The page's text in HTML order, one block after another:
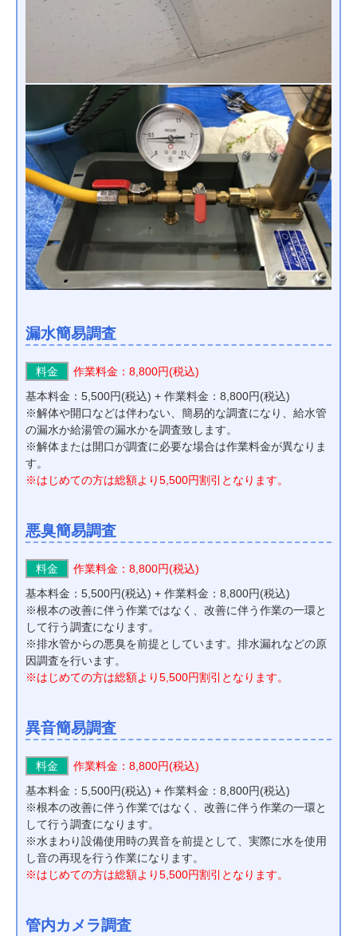
漏水簡易調査
料金
作業料金：8,800円(税込)
基本料金：5,500円(税込) + 作業料金：8,800円(税込)
※解体や開口などは伴わない、簡易的な調査になり、給水管
の漏水か給湯管の漏水かを調査致します。
※解体または開口が調査に必要な場合は作業料金が異なりま
す。
※はじめての方は総額より5,500円割引となります。
悪臭簡易調査
料金
作業料金：8,800円(税込)
基本料金：5,500円(税込) + 作業料金：8,800円(税込)
※根本の改善に伴う作業ではなく、改善に伴う作業の一環と
して行う調査になります。
※排水管からの悪臭を前提としています。排水漏れなどの原
因調査を行います。
※はじめての方は総額より5,500円割引となります。
異音簡易調査
料金
作業料金：8,800円(税込)
基本料金：5,500円(税込) + 作業料金：8,800円(税込)
※根本の改善に伴う作業ではなく、改善に伴う作業の一環と
して行う調査になります。
※水まわり設備使用時の異音を前提として、実際に水を使用
し音の再現を行う作業になります。
※はじめての方は総額より5,500円割引となります。
管内カメラ調査